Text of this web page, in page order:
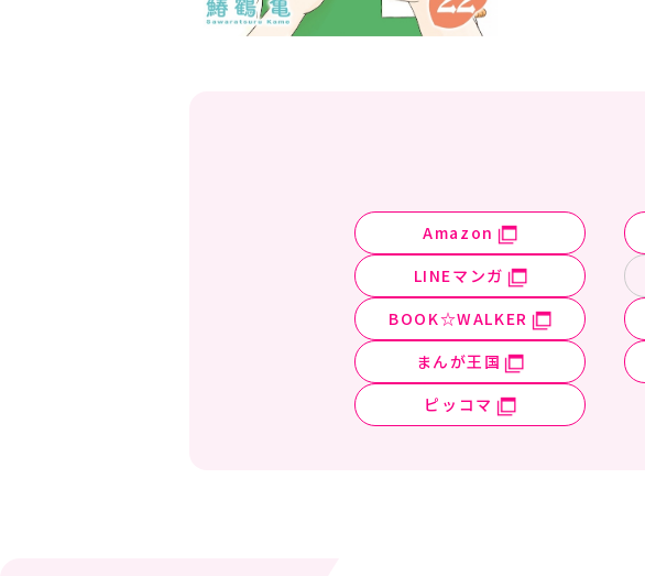
Amazon
LINEマンガ
BOOK☆WALKER
まんが王国
ピッコマ